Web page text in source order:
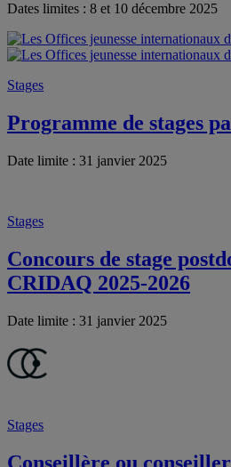
Dates limites : 8 et 10 décembre 2025
Stages
Programme de stages
Date limite : 31 janvier 2025
Stages
Concours de stage
CRIDAQ 2025-2026
Date limite : 31 janvier 2025
Stages
Conseillère ou